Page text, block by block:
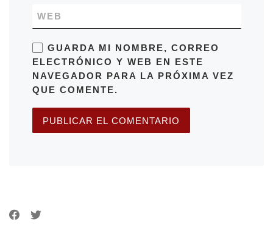
WEB
GUARDA MI NOMBRE, CORREO
ELECTRÓNICO Y WEB EN ESTE
NAVEGADOR PARA LA PRÓXIMA VEZ
QUE COMENTE.